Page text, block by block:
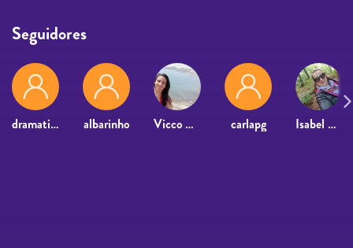
Seguidores
dramaticpacho albarinho Vicco Rocha carlapg Isabel Candilejo Cañas